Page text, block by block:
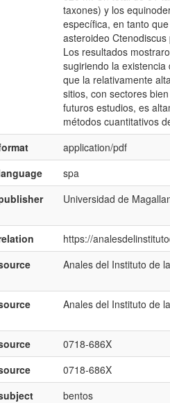
taxones) y los
específica, en tanto
asteroideo
Los resultados
sugiriendo la
que la relativamente
sitios, con sectores
futuros estudios, es
métodos cuantitativos
application/pdf
spa
Universidad de
https://
Anales del Instituto de
Anales del Instituto de
0718-686X
0718-686X
bentos